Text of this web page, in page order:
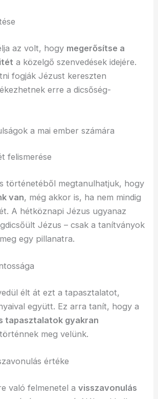
az volt, hogy megerősítse a
a közelgő szenvedések idejére.
fogják Jézust kereszten
erre a dicsőség-
a mai ember számára
felismerése
történetéből megtanulhatjuk, hogy
van, még akkor is, ha nem mindig
A hétköznapi Jézus ugyanaz
Jézus – csak a tanítványok
egy pillanatra.
élt át ezt a tapasztalatot,
együtt. Ez arra tanít, hogy a
tapasztalatok gyakran
történnek meg velünk.
értéke
való felmenetel avisszavonulás